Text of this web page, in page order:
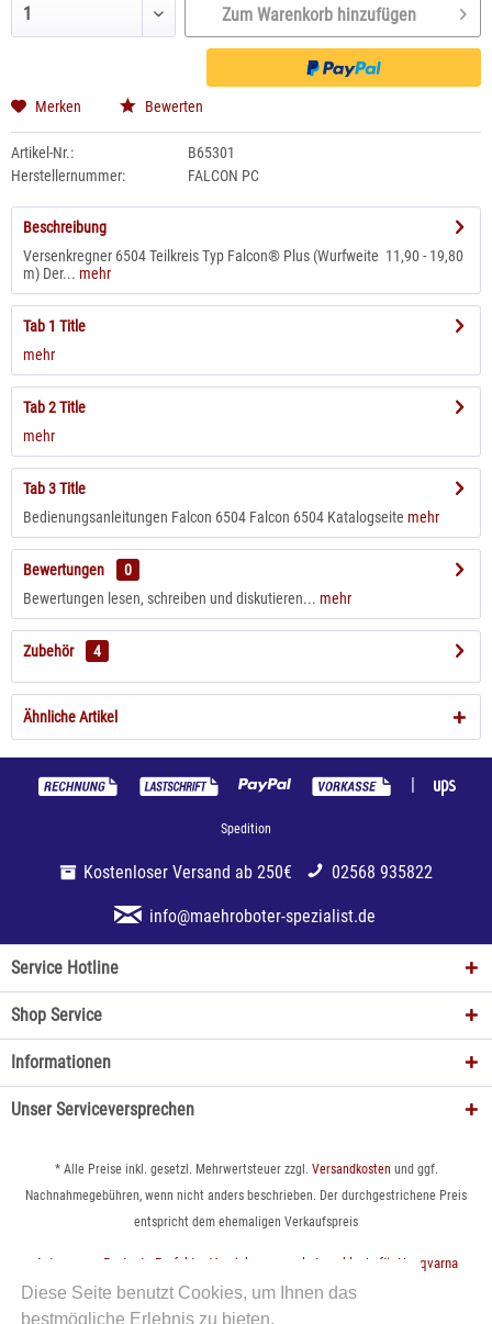
Diese Seite benutzt Cookies, um Ihnen das
bestmögliche Erlebnis zu bieten.
Zum Warenkorb hinzufügen
Merken Bewerten
Artikel-Nr.:
B65301
Herstellernummer:
FALCON PC
Beschreibung
Versenkregner 6504 Teilkreis Typ Falcon® Plus (Wurfweite 11,90 - 19,80
m) Der... mehr
Tab 1 Title
mehr
Tab 2 Title
mehr
Tab 3 Title
Bedienungsanleitungen Falcon 6504 Falcon 6504 Katalogseite mehr
Bewertungen
0
Bewertungen lesen, schreiben und diskutieren... mehr
Zubehör 4
Ähnliche Artikel
|
Spedition
Kostenloser Versand ab 250€ 02568 935822
info@maehroboter-spezialist.de
Service Hotline
Shop Service
Informationen
Unser Serviceversprechen
* Alle Preise inkl. gesetzl. Mehrwertsteuer zzgl. Versandkosten und ggf.
Nachnahmegebühren, wenn nicht anders beschrieben. Der durchgestrichene Preis
entspricht dem ehemaligen Verkaufspreis
Automower Protect - Perfekter Versicherungsschutz exklusiv für Husqvarna